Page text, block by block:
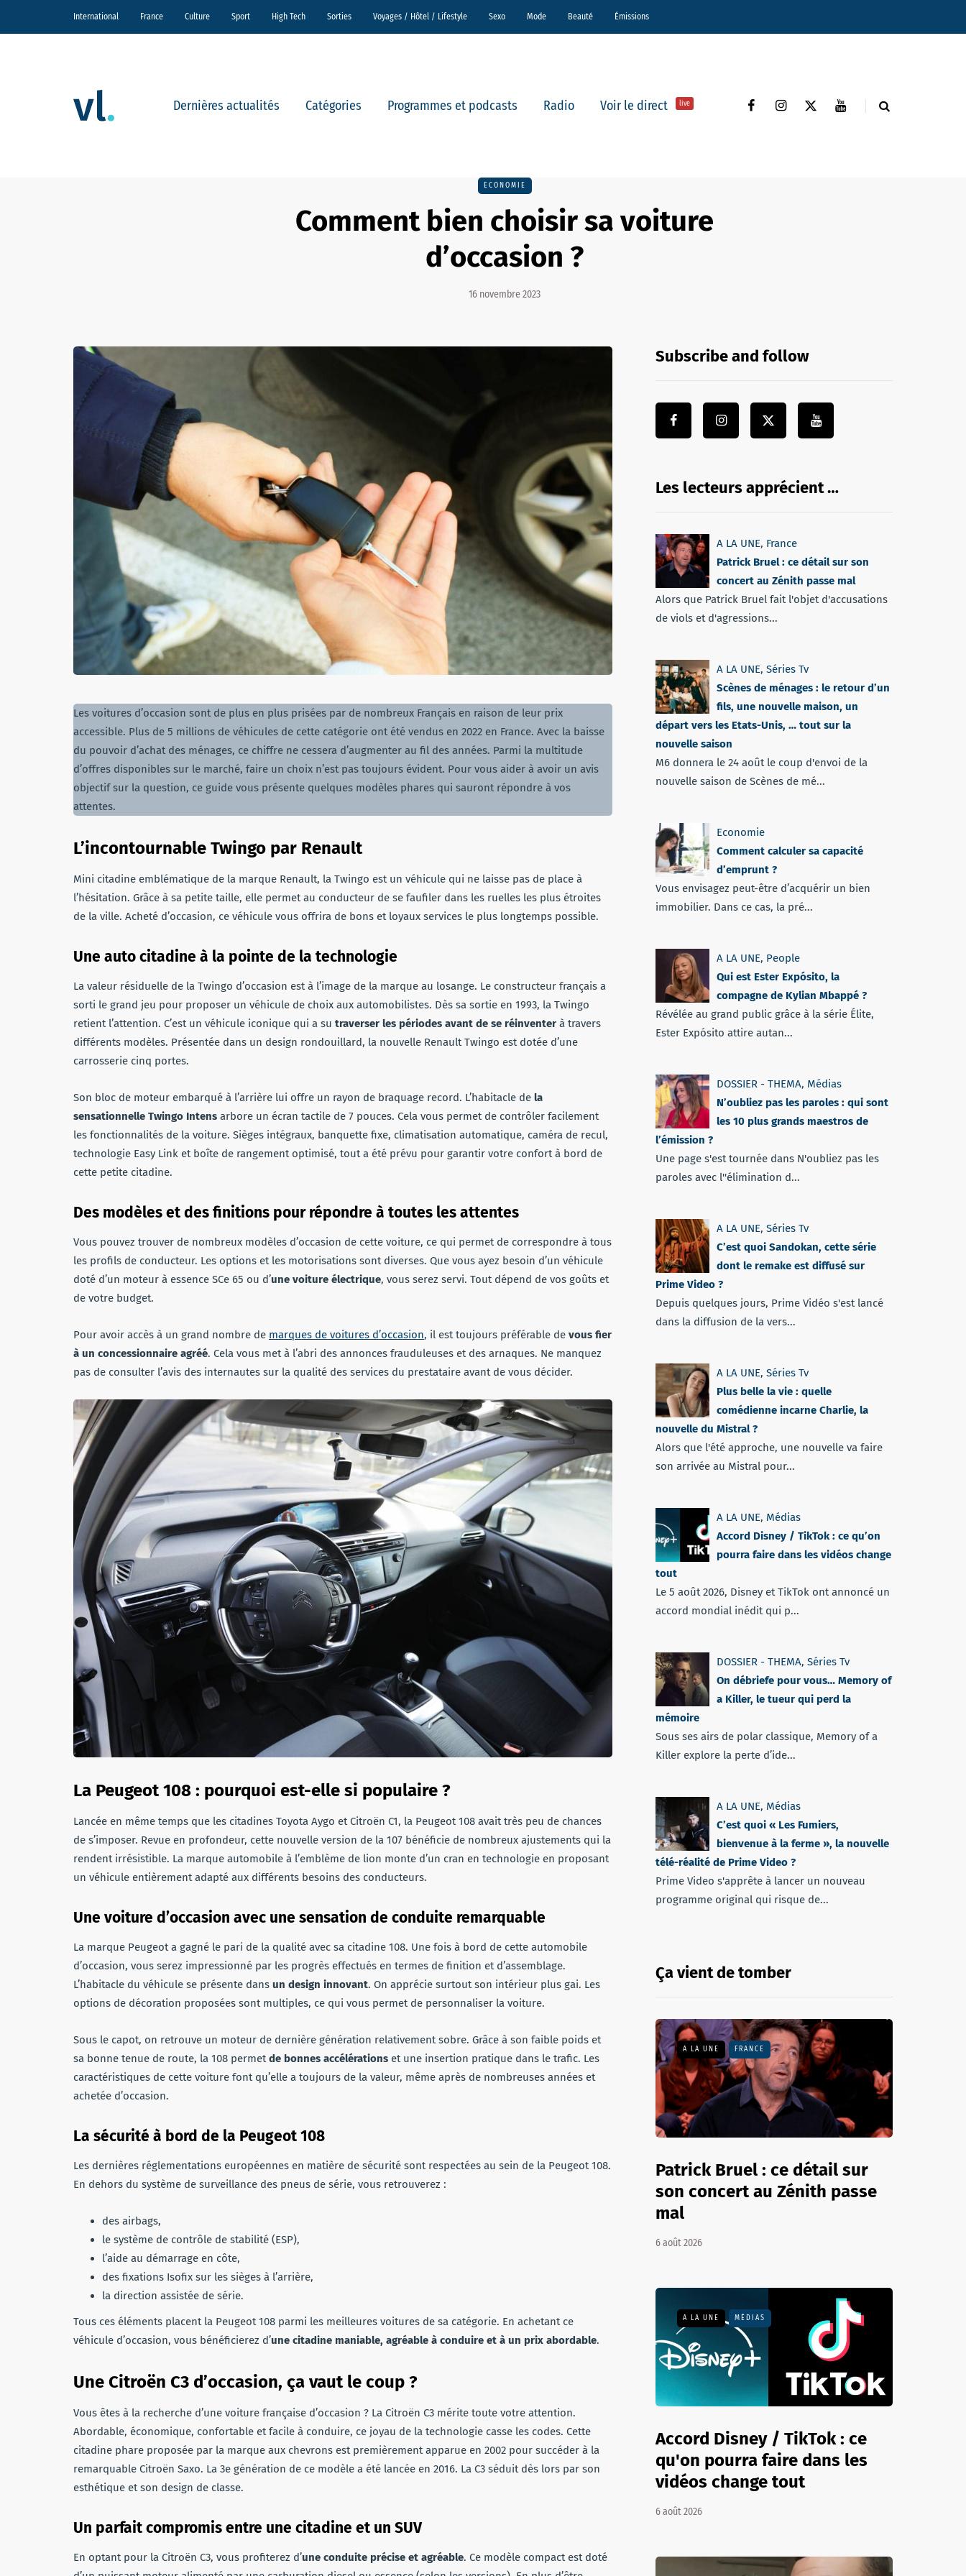
International France Culture Sport High Tech Sorties Voyages / Hôtel / Lifestyle Sexo Mode Beauté Émissions
Dernières actualités Catégories Programmes et podcasts Radio Voir le direct live
ECONOMIE
Comment bien choisir sa voiture
d’occasion ?
16 novembre 2023
Les voitures d’occasion sont de plus en plus prisées par de nombreux Français en raison de leur prix
accessible. Plus de 5 millions de véhicules de cette catégorie ont été vendus en 2022 en France. Avec la baisse
du pouvoir d’achat des ménages, ce chiffre ne cessera d’augmenter au fil des années. Parmi la multitude
d’offres disponibles sur le marché, faire un choix n’est pas toujours évident. Pour vous aider à avoir un avis
objectif sur la question, ce guide vous présente quelques modèles phares qui sauront répondre à vos
attentes.
L’incontournable Twingo par Renault
Mini citadine emblématique de la marque Renault, la Twingo est un véhicule qui ne laisse pas de place à
l’hésitation. Grâce à sa petite taille, elle permet au conducteur de se faufiler dans les ruelles les plus étroites
de la ville. Acheté d’occasion, ce véhicule vous offrira de bons et loyaux services le plus longtemps possible.
Une auto citadine à la pointe de la technologie
La valeur résiduelle de la Twingo d’occasion est à l’image de la marque au losange. Le constructeur français a
sorti le grand jeu pour proposer un véhicule de choix aux automobilistes. Dès sa sortie en 1993, la Twingo
retient l’attention. C’est un véhicule iconique qui a su traverser les périodes avant de se réinventer à travers
différents modèles. Présentée dans un design rondouillard, la nouvelle Renault Twingo est dotée d’une
carrosserie cinq portes.
Son bloc de moteur embarqué à l’arrière lui offre un rayon de braquage record. L’habitacle de la
sensationnelle Twingo Intens arbore un écran tactile de 7 pouces. Cela vous permet de contrôler facilement
les fonctionnalités de la voiture. Sièges intégraux, banquette fixe, climatisation automatique, caméra de recul,
technologie Easy Link et boîte de rangement optimisé, tout a été prévu pour garantir votre confort à bord de
cette petite citadine.
Des modèles et des finitions pour répondre à toutes les attentes
Vous pouvez trouver de nombreux modèles d’occasion de cette voiture, ce qui permet de correspondre à tous
les profils de conducteur. Les options et les motorisations sont diverses. Que vous ayez besoin d’un véhicule
doté d’un moteur à essence SCe 65 ou d’une voiture électrique, vous serez servi. Tout dépend de vos goûts et
de votre budget.
Pour avoir accès à un grand nombre de marques de voitures d’occasion, il est toujours préférable de vous fier
à un concessionnaire agréé. Cela vous met à l’abri des annonces frauduleuses et des arnaques. Ne manquez
pas de consulter l’avis des internautes sur la qualité des services du prestataire avant de vous décider.
La Peugeot 108 : pourquoi est-elle si populaire ?
Lancée en même temps que les citadines Toyota Aygo et Citroën C1, la Peugeot 108 avait très peu de chances
de s’imposer. Revue en profondeur, cette nouvelle version de la 107 bénéficie de nombreux ajustements qui la
rendent irrésistible. La marque automobile à l’emblème de lion monte d’un cran en technologie en proposant
un véhicule entièrement adapté aux différents besoins des conducteurs.
Une voiture d’occasion avec une sensation de conduite remarquable
La marque Peugeot a gagné le pari de la qualité avec sa citadine 108. Une fois à bord de cette automobile
d’occasion, vous serez impressionné par les progrès effectués en termes de finition et d’assemblage.
L’habitacle du véhicule se présente dans un design innovant. On apprécie surtout son intérieur plus gai. Les
options de décoration proposées sont multiples, ce qui vous permet de personnaliser la voiture.
Sous le capot, on retrouve un moteur de dernière génération relativement sobre. Grâce à son faible poids et
sa bonne tenue de route, la 108 permet de bonnes accélérations et une insertion pratique dans le trafic. Les
caractéristiques de cette voiture font qu’elle a toujours de la valeur, même après de nombreuses années et
achetée d’occasion.
La sécurité à bord de la Peugeot 108
Les dernières réglementations européennes en matière de sécurité sont respectées au sein de la Peugeot 108.
En dehors du système de surveillance des pneus de série, vous retrouverez :
des airbags,
le système de contrôle de stabilité (ESP),
l’aide au démarrage en côte,
des fixations Isofix sur les sièges à l’arrière,
la direction assistée de série.
Tous ces éléments placent la Peugeot 108 parmi les meilleures voitures de sa catégorie. En achetant ce
véhicule d’occasion, vous bénéficierez d’une citadine maniable, agréable à conduire et à un prix abordable.
Une Citroën C3 d’occasion, ça vaut le coup ?
Vous êtes à la recherche d’une voiture française d’occasion ? La Citroën C3 mérite toute votre attention.
Abordable, économique, confortable et facile à conduire, ce joyau de la technologie casse les codes. Cette
citadine phare proposée par la marque aux chevrons est premièrement apparue en 2002 pour succéder à la
remarquable Citroën Saxo. La 3e génération de ce modèle a été lancée en 2016. La C3 séduit dès lors par son
esthétique et son design de classe.
Un parfait compromis entre une citadine et un SUV
En optant pour la Citroën C3, vous profiterez d’une conduite précise et agréable. Ce modèle compact est doté
Subscribe and follow
Les lecteurs apprécient …
A LA UNE, France
Patrick Bruel : ce détail sur son
concert au Zénith passe mal
Alors que Patrick Bruel fait l'objet d'accusations
de viols et d'agressions...
A LA UNE, Séries Tv
Scènes de ménages : le retour d’un
fils, une nouvelle maison, un
départ vers les Etats-Unis, … tout sur la
nouvelle saison
M6 donnera le 24 août le coup d'envoi de la
nouvelle saison de Scènes de mé...
Economie
Comment calculer sa capacité
d’emprunt ?
Vous envisagez peut-être d’acquérir un bien
immobilier. Dans ce cas, la pré...
A LA UNE, People
Qui est Ester Expósito, la
compagne de Kylian Mbappé ?
Révélée au grand public grâce à la série Élite,
Ester Expósito attire autan...
DOSSIER - THEMA, Médias
N’oubliez pas les paroles : qui sont
les 10 plus grands maestros de
l’émission ?
Une page s'est tournée dans N'oubliez pas les
paroles avec l''élimination d...
A LA UNE, Séries Tv
C’est quoi Sandokan, cette série
dont le remake est diffusé sur
Prime Video ?
Depuis quelques jours, Prime Vidéo s'est lancé
dans la diffusion de la vers...
A LA UNE, Séries Tv
Plus belle la vie : quelle
comédienne incarne Charlie, la
nouvelle du Mistral ?
Alors que l'été approche, une nouvelle va faire
son arrivée au Mistral pour...
A LA UNE, Médias
Accord Disney / TikTok : ce qu’on
pourra faire dans les vidéos change
tout
Le 5 août 2026, Disney et TikTok ont annoncé un
accord mondial inédit qui p...
DOSSIER - THEMA, Séries Tv
On débriefe pour vous… Memory of
a Killer, le tueur qui perd la
mémoire
Sous ses airs de polar classique, Memory of a
Killer explore la perte d’ide...
A LA UNE, Médias
C’est quoi « Les Fumiers,
bienvenue à la ferme », la nouvelle
télé-réalité de Prime Video ?
Prime Video s'apprête à lancer un nouveau
programme original qui risque de...
Ça vient de tomber
A LA UNE FRANCE
Patrick Bruel : ce détail sur
son concert au Zénith passe
mal
6 août 2026
A LA UNE MÉDIAS
Accord Disney / TikTok : ce
qu'on pourra faire dans les
vidéos change tout
6 août 2026